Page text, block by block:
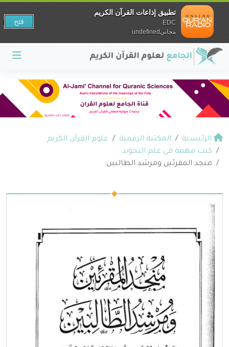
الرئيسية المكتبة الرقمية
علوم القرآن الكريم
كتب مهمة في علم التجويد
منجد المقرئين ومرشد الطالبين
تطبيق إذاعات القرآن الكريم
EDC
مجانيundefined
فتح